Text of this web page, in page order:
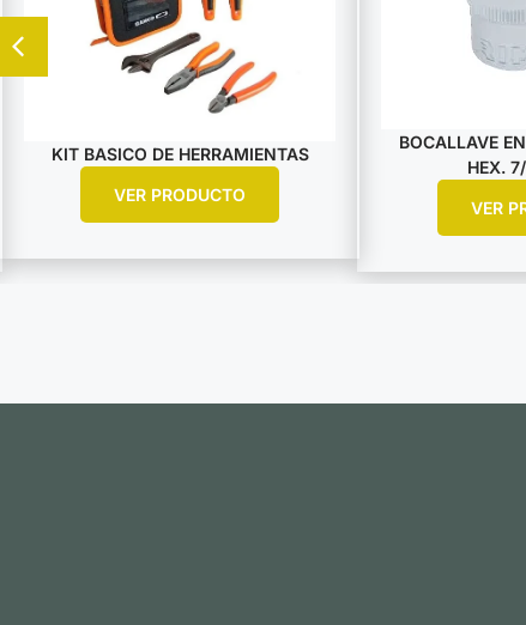
KIT BASICO DE HERRAMIENTAS
VER PRODUCTO
BOCALLAVE
HEX.
VER